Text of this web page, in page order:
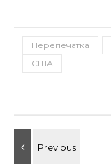
Перепечатка
США